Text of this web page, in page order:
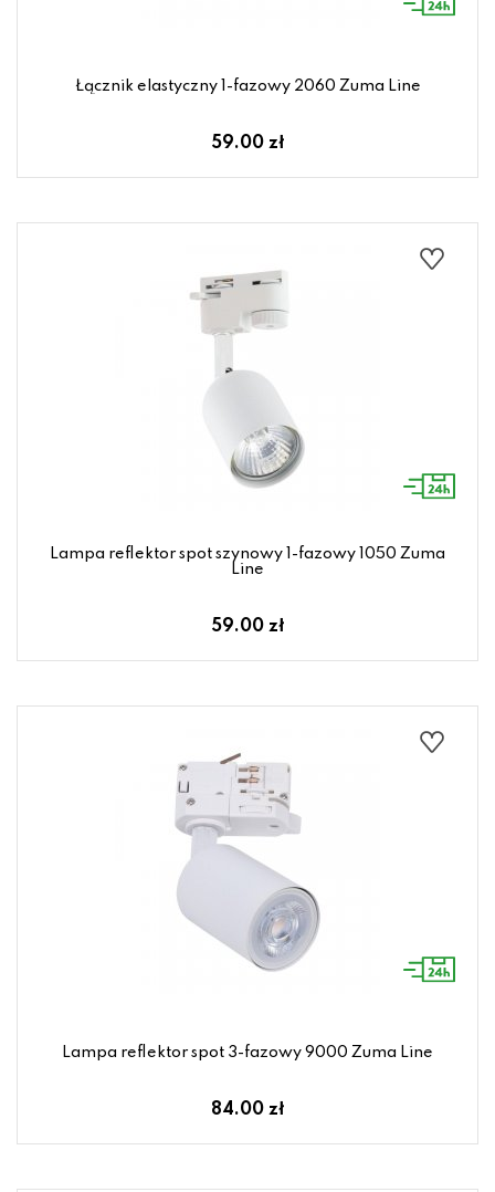
Łącznik elastyczny 1-fazowy 2060 Zuma Line
59.00 zł
Lampa reflektor spot szynowy 1-fazowy 1050 Zuma
Line
59.00 zł
Lampa reflektor spot 3-fazowy 9000 Zuma Line
84.00 zł